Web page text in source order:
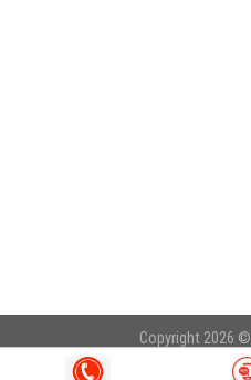
Copyright 2026 ©